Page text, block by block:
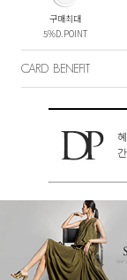
구매최대
5%D.POINT
CARD BENEFIT